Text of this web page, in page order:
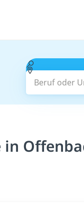
Beruf oder